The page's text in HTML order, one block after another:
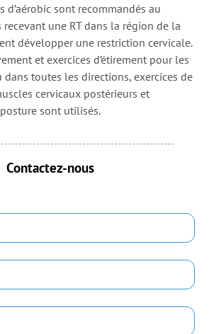
d’aérobic sont recommandés au
recevant une RT dans la région de la
développer une restriction cervicale.
et exercices d’étirement pour les
toutes les directions, exercices de
cervicaux postérieurs et
sont utilisés.
Contactez-nous